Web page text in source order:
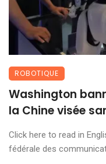
ROBOTIQUE
Washington
la Chine visée
Click here to read in
fédérale des